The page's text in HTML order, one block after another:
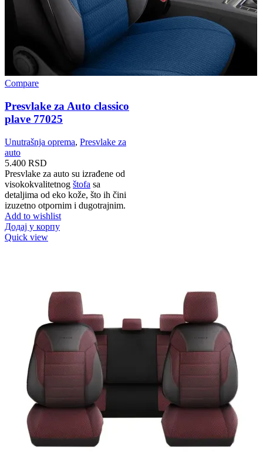
Compare
Presvlake za Auto classico
plave 77025
Unutrašnja oprema, Presvlake za
auto
5.400 RSD
Presvlake za auto su izrađene od
visokokvalitetnog štofa sa
detaljima od eko kože, što ih čini
izuzetno otpornim i dugotrajnim.
Add to wishlist
Додај у корпу
Quick view